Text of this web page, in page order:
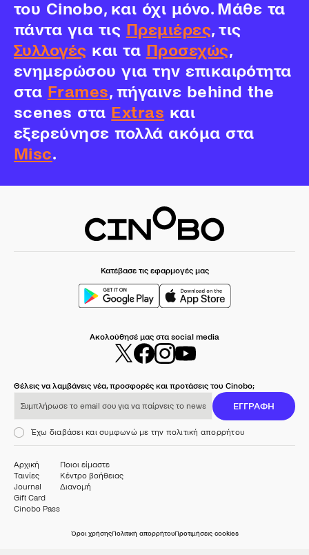
του Cinobo, και όχι μόνο. Μάθε τα
πάντα για τις Πρεμιέρες, τις
Συλλογές και τα Προσεχώς,
ενημερώσου για την επικαιρότητα
στα Frames, πήγαινε behind the
scenes στα Extras και
εξερεύνησε πολλά ακόμα στα
Misc.
Κατέβασε τις εφαρμογές μας
Ακολούθησέ μας στα social media
Θέλεις να λαμβάνεις νέα, προσφορές και προτάσεις του Cinobo;
ΕΓΓΡΑΦΗ
Έχω διαβάσει και συμφωνώ με την πολιτική απορρήτου
Αρχική
Ταινίες
Journal
Gift Card
Cinobo Pass
Ποιοι είμαστε
Κέντρο βοήθειας
Διανομή
Όροι χρήσηςΠολιτική απορρήτουΠροτιμήσεις cookies